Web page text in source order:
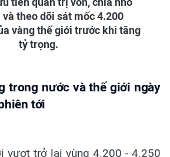
theo dõi sát mốc 4.200
vàng thế giới trước khi tăng
tỷ trọng.
trong nước và thế giới ngày
tới
vượt trở lại vùng 4.200 - 4.250